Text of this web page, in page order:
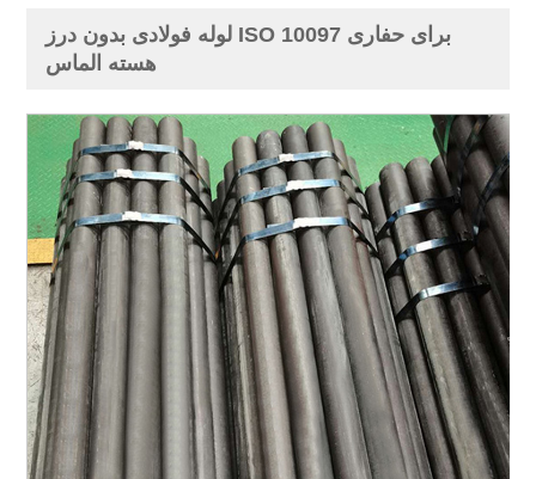
لوله فولادی بدون درز ISO 10097 برای حفاری
هسته الماس